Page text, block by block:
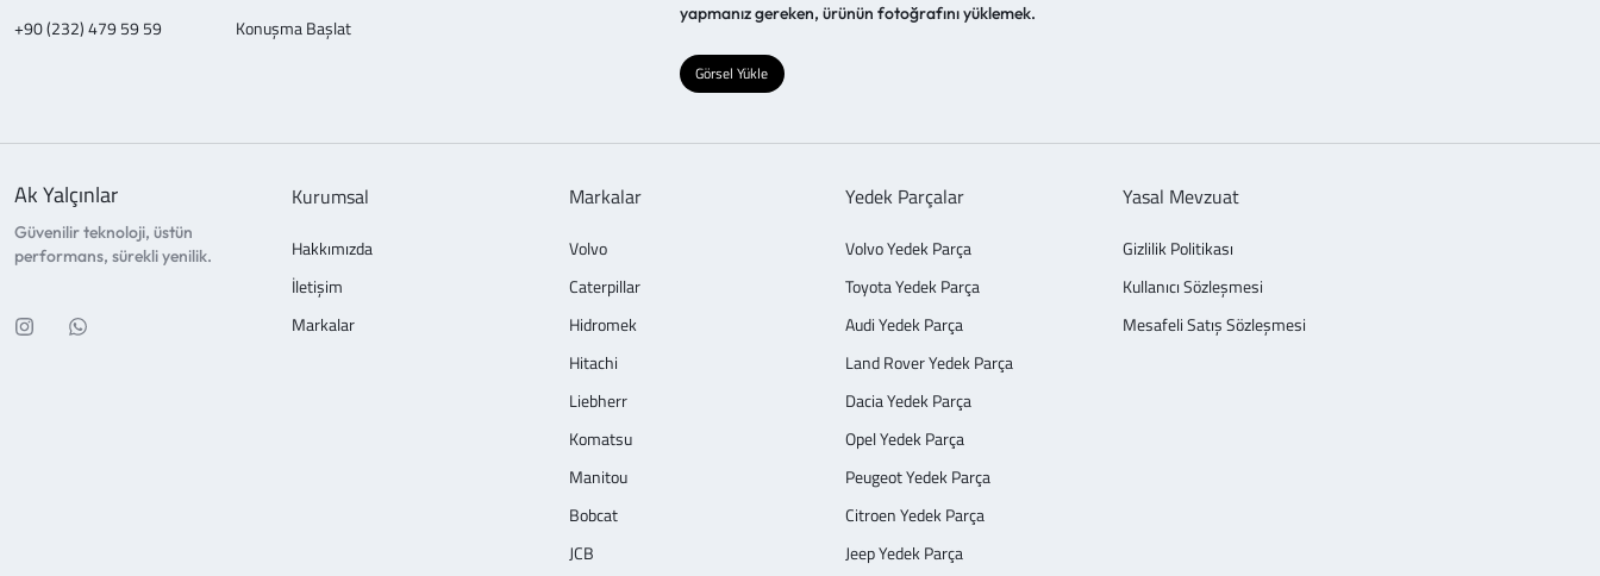
+90 (232) 479 59 59 Konuşma Başlat
yapmanız gereken, ürünün fotoğrafını yüklemek.
Görsel Yükle
Ak Yalçınlar
Güvenilir teknoloji, üstün
performans, sürekli yenilik.
Kurumsal
Hakkımızda
İletişim
Markalar
Markalar
Volvo
Caterpillar
Hidromek
Hitachi
Liebherr
Komatsu
Manitou
Bobcat
JCB
Yedek Parçalar
Volvo Yedek Parça
Toyota Yedek Parça
Audi Yedek Parça
Land Rover Yedek Parça
Dacia Yedek Parça
Opel Yedek Parça
Peugeot Yedek Parça
Citroen Yedek Parça
Jeep Yedek Parça
Yasal Mevzuat
Gizlilik Politikası
Kullanıcı Sözleşmesi
Mesafeli Satış Sözleşmesi